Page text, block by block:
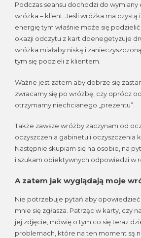
Podczas seansu dochodzi do wymiany
wróżka – klient. Jeśli wróżka ma czystą
energię tym właśnie może się
okazji odczytu z kart doenegetyzuje
wróżka miałaby niską i
tym się podzieli z klientem.
Ważne jest zatem aby dobrze się
zwracamy się po wróżbę, czy oprócz
otrzymamy niechcianego „prezentu”.
Także zawsze wróżby zaczynam od
oczyszczenia gabinetu i oczyszczenia
Następnie skupiam się na osobie, na
i szukam obiektywnych odpowiedzi w
A zatem jak wyglądają moje
Nie potrzebuje pytań aby
mnie się zgłasza. Patrząc w karty, czy
jej zdjęcie, mówię o tym co się teraz
problemach, które na ten moment są